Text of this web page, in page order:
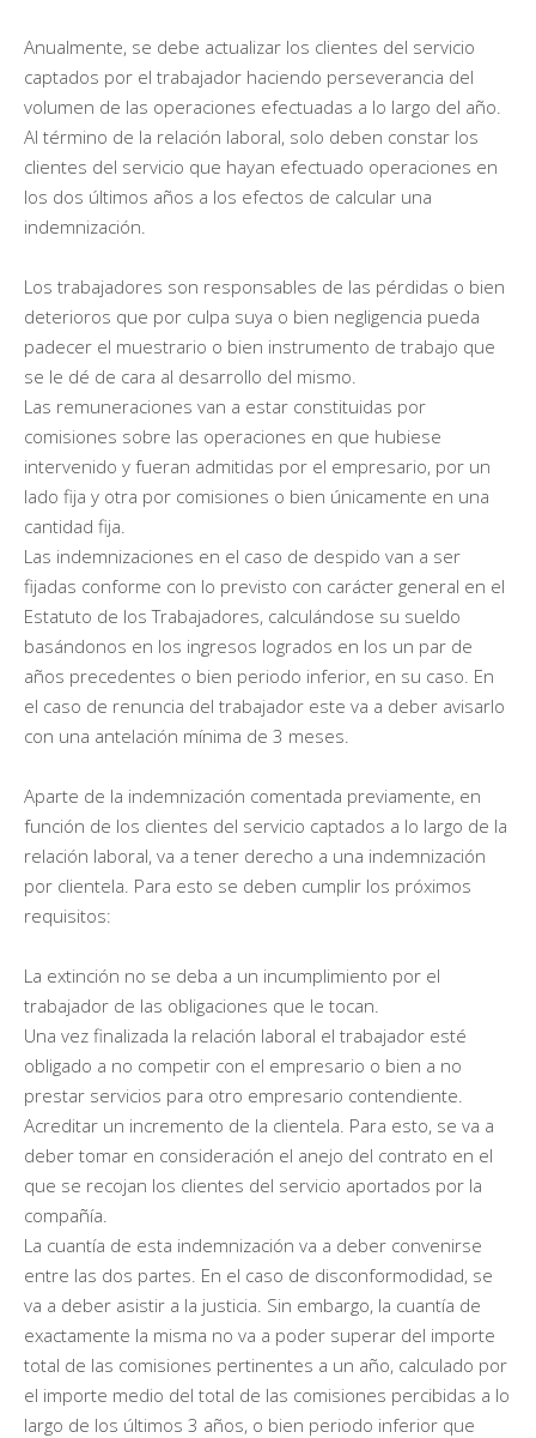
Anualmente, se debe actualizar los clientes del servicio
captados por el trabajador haciendo perseverancia del
volumen de las operaciones efectuadas a lo largo del año.
Al término de la relación laboral, solo deben constar los
clientes del servicio que hayan efectuado operaciones en
los dos últimos años a los efectos de calcular una
indemnización.
Los trabajadores son responsables de las pérdidas o bien
deterioros que por culpa suya o bien negligencia pueda
padecer el muestrario o bien instrumento de trabajo que
se le dé de cara al desarrollo del mismo.
Las remuneraciones van a estar constituidas por
comisiones sobre las operaciones en que hubiese
intervenido y fueran admitidas por el empresario, por un
lado fija y otra por comisiones o bien únicamente en una
cantidad fija.
Las indemnizaciones en el caso de despido van a ser
fijadas conforme con lo previsto con carácter general en el
Estatuto de los Trabajadores, calculándose su sueldo
basándonos en los ingresos logrados en los un par de
años precedentes o bien periodo inferior, en su caso. En
el caso de renuncia del trabajador este va a deber avisarlo
con una antelación mínima de 3 meses.
Aparte de la indemnización comentada previamente, en
función de los clientes del servicio captados a lo largo de la
relación laboral, va a tener derecho a una indemnización
por clientela. Para esto se deben cumplir los próximos
requisitos:
La extinción no se deba a un incumplimiento por el
trabajador de las obligaciones que le tocan.
Una vez finalizada la relación laboral el trabajador esté
obligado a no competir con el empresario o bien a no
prestar servicios para otro empresario contendiente.
Acreditar un incremento de la clientela. Para esto, se va a
deber tomar en consideración el anejo del contrato en el
que se recojan los clientes del servicio aportados por la
compañía.
La cuantía de esta indemnización va a deber convenirse
entre las dos partes. En el caso de disconformodidad, se
va a deber asistir a la justicia. Sin embargo, la cuantía de
exactamente la misma no va a poder superar del importe
total de las comisiones pertinentes a un año, calculado por
el importe medio del total de las comisiones percibidas a lo
largo de los últimos 3 años, o bien periodo inferior que